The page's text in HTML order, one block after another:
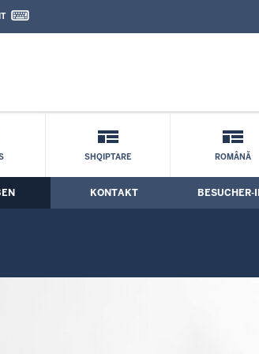
Kontaktformular
SHQIPTARE ROMÂNĂ
KONTAKT BESUCHER-